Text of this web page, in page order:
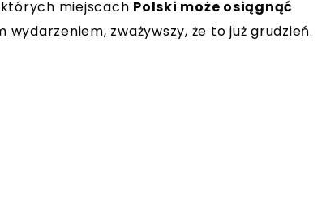
miejscach Polski może osiągnąć
wydarzeniem, zważywszy, że to już grudzień.